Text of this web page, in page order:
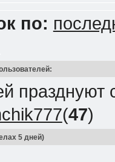
по:
(47)
5 дней)